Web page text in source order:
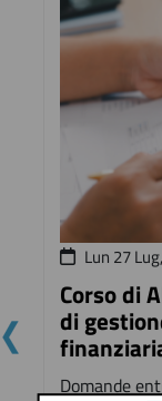
Lun 27
Corso di
di
Domande